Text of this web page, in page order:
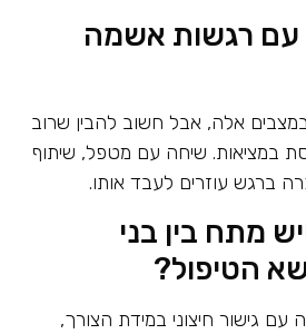
עם רגשות אשמה
אלה, אבל חשוב להבין שרוב
במציאות. שיחה עם מטפל, שיתוף
ברגש עוזרים לעבד אותו.
מתח בין בני
הטיפול?
גישור חיצוני במידת הצורך,